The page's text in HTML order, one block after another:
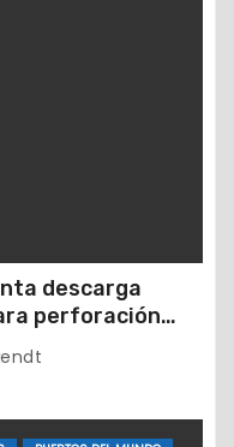
descarga
perforación